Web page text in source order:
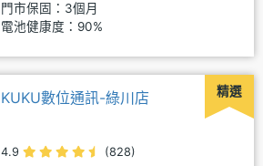
門市保固：3個月
電池健康度：90%
精選
KUKU數位通訊-綠川店
4.9
(828)